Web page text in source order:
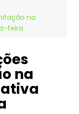
na
feira
na